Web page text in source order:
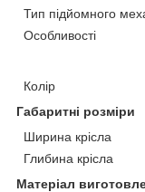
Тип підйомного
Особливості
Колір
Габаритні розміри
Ширина крісла
Глибина крісла
Матеріал